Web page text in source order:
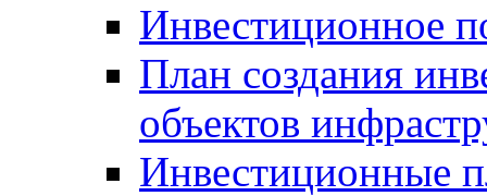
Инвестиционное
План создания
объектов
Инвестиционные